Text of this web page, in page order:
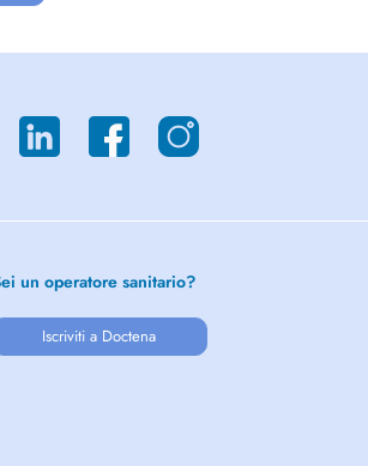
un operatore sanitario?
Iscriviti a Doctena